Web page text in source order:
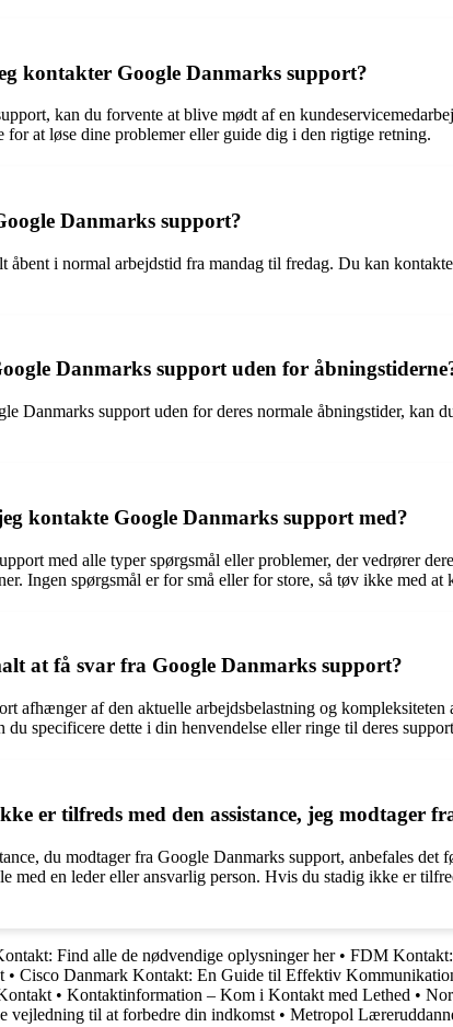
kontakter Google Danmarks support?
kan du forvente at blive mødt af en
for at løse dine problemer eller guide dig i den rigtige retning.
Danmarks support?
åbent i normal arbejdstid fra mandag til fredag. Du kan
Danmarks support uden for
Danmarks support uden for deres normale åbningstider, kan
kontakte Google Danmarks support med?
med alle typer spørgsmål eller problemer, der vedrører
Ingen spørgsmål er for små eller for store, så tøv ikke med at
at få svar fra Google Danmarks support?
afhænger af den aktuelle arbejdsbelastning og
du specificere dette i din henvendelse eller ringe til deres
er tilfreds med den assistance, jeg modtager
du modtager fra Google Danmarks support, anbefales
med en leder eller ansvarlig person. Hvis du stadig ikke er
Find alle de nødvendige oplysninger her• FDM
• Cisco Danmark Kontakt: En Guide til Effektiv
• Kontaktinformation – Kom i Kontakt med Lethed •
vejledning til at forbedre din indkomst • Metropol